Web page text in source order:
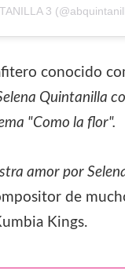
3
conocido
Quintanilla
"Como la flor".
amor por
de
Kings.